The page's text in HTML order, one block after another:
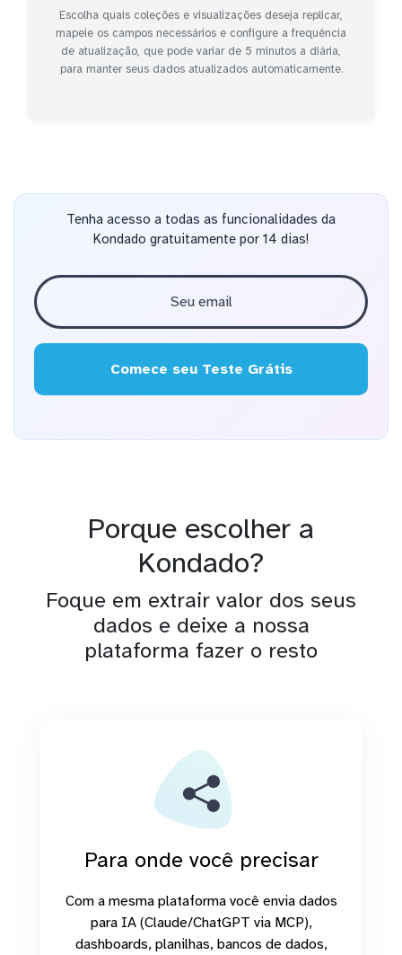
Escolha quais coleções e visualizações deseja replicar,
mapeie os campos necessários e configure a frequência
de atualização, que pode variar de 5 minutos a diária,
para manter seus dados atualizados automaticamente.
Tenha acesso a todas as funcionalidades da
Kondado gratuitamente por 14 dias!
Comece seu Teste Grátis
Porque escolher a
Kondado?
Foque em extrair valor dos seus
dados e deixe a nossa
plataforma fazer o resto
Para onde você precisar
Com a mesma plataforma você envia dados
para IA (Claude/ChatGPT via MCP),
dashboards, planilhas, bancos de dados,